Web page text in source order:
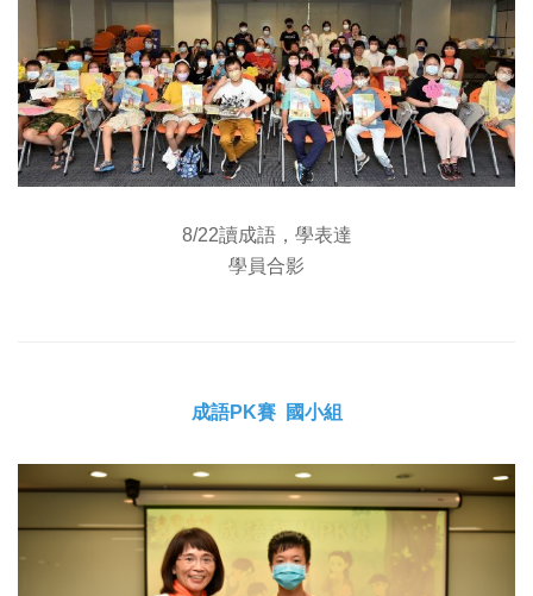
8/22讀成語，學表達
學員合影
成語PK賽 國小組